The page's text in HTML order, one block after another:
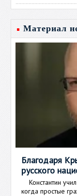
Материал
Благодаря
русского
Константин
когда простые